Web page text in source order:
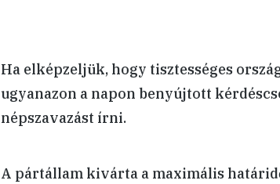
Ha elképzeljük, hogy tisztességes
ugyanazon a napon benyújtott
népszavazást írni.
A pártállam kivárta a maximális